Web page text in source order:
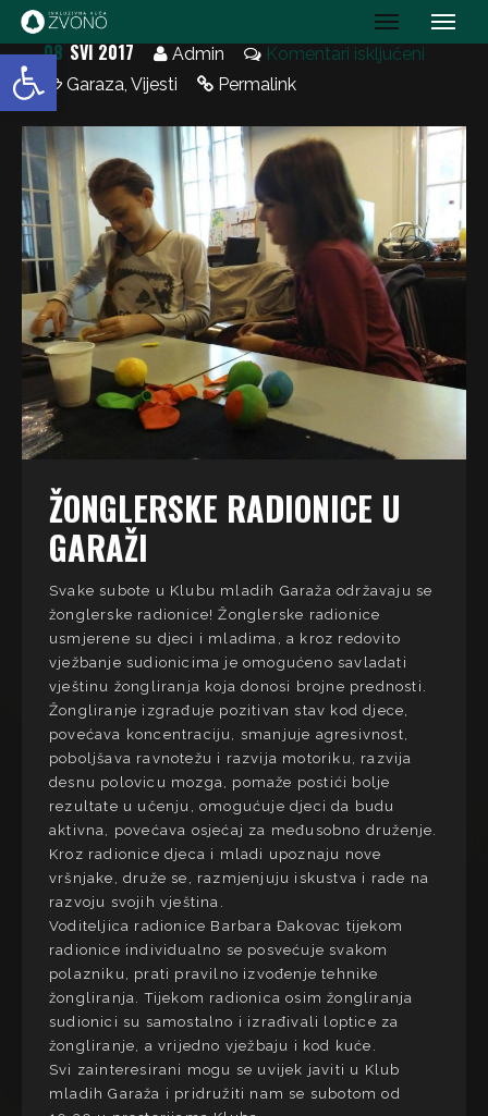
Open toolbar IK Zvono
08 SVI 2017 Admin
Komentari isključeni
Garaza, Vijesti Permalink
ŽONGLERSKE RADIONICE U
GARAŽI
Svake subote u Klubu mladih Garaža održavaju se
žonglerske radionice! Žonglerske radionice
usmjerene su djeci i mladima, a kroz redovito
vježbanje sudionicima je omogućeno savladati
vještinu žongliranja koja donosi brojne prednosti.
Žongliranje izgrađuje pozitivan stav kod djece,
povećava koncentraciju, smanjuje agresivnost,
poboljšava ravnotežu i razvija motoriku, razvija
desnu polovicu mozga, pomaže postići bolje
rezultate u učenju, omogućuje djeci da budu
aktivna, povećava osjećaj za međusobno druženje.
Kroz radionice djeca i mladi upoznaju nove
vršnjake, druže se, razmjenjuju iskustva i rade na
razvoju svojih vještina.
Voditeljica radionice Barbara Đakovac tijekom
radionice individualno se posvećuje svakom
polazniku, prati pravilno izvođenje tehnike
žongliranja. Tijekom radionica osim žongliranja
sudionici su samostalno i izrađivali loptice za
žongliranje, a vrijedno vježbaju i kod kuće.
Svi zainteresirani mogu se uvijek javiti u Klub
mladih Garaža i pridružiti nam se subotom od